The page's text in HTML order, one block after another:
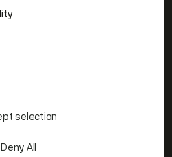
selection
Deny All